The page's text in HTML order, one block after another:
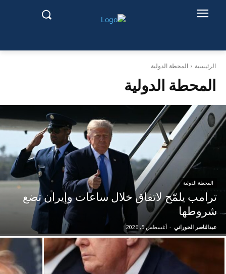
الرئيسية المحطة الدولية
المحطة الدولية
المحطة الدولية
ترامب يلمّح لاتفاق خلال ساعات وإيران تضع
شروطها
عبدالناصر الحوراني - أغسطس 5, 2026